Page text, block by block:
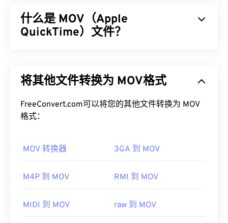
虚拟现实 (VR)。QT 是一种较旧的格式，而 MOV 则
较新。
默认情况下，QT 文件使用 QuickTime打开。如果 QT
文件的版本为 2.0 或更早版本，则可以使用
Media Player 打开，但较新版本的播放器无法打开。
如果无法使用 QuickTime 打开 QT 文件，请使用
由于 QT 是一种较旧的格式，您可能需要查看
QT 文件的建议以及 电影播放的帮助。
什么是 MOV（Apple
QuickTime）文件？
媒体文件保存到用户设备而闻名。其显著特点之一是
件进行高度精准的编辑。
默认情况下，MOV 文件使用QuickTime
Windows Media Player
打开，但较新版本的播放器无
请使用VLC Media Player
，该播放器支持多种平
将其他文件转换为 MOV格式
FreeConvert.com可以将您的其他文件转换为 MOV
格式：
MOV 转换器 3GA 到 MOV
M4P 到 MOV RMI 到 MOV
MIDI 到 MOV raw 到 MOV